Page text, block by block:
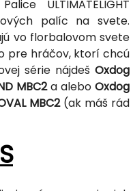
ULTIMATELIGHT
palíc na svete.
vo florbalovom svete
pre hráčov, ktorí chcú
série nájdeš Oxdog
MBC2a alebo Oxdog
MBC2(ak máš rád